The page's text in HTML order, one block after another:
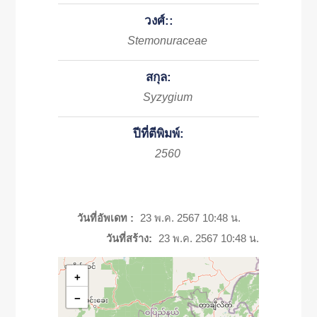
วงศ์::
Stemonuraceae
สกุล:
Syzygium
ปีที่ตีพิมพ์:
2560
วันที่อัพเดท :
23 พ.ค. 2567 10:48 น.
วันที่สร้าง:
23 พ.ค. 2567 10:48 น.
+
−